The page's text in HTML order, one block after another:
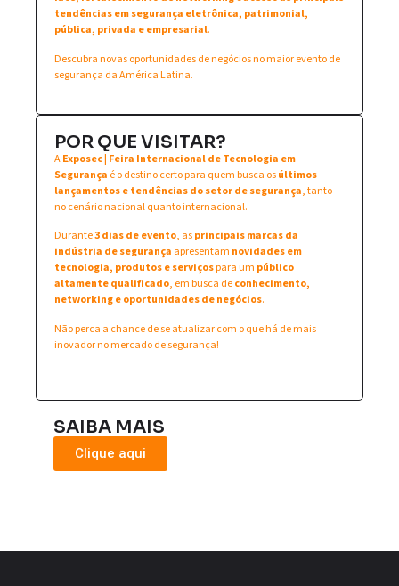
tendências em segurança eletrônica, patrimonial,
pública, privada e empresarial.
Descubra novas oportunidades de negócios no maior evento de
segurança da América Latina.
POR QUE VISITAR?
AExposec | Feira Internacional de Tecnologia em
Segurança é o destino certo para quem busca osúltimos
lançamentos e tendências do setor de segurança, tanto
no cenário nacional quanto internacional.
Durante3 dias de evento, asprincipais marcas da
indústria de segurança apresentam novidades em
tecnologia, produtos e serviçospara um público
altamente qualificado, em busca deconhecimento,
networking e oportunidades de negócios.
Não perca a chance de se atualizar com o que há de mais
inovador no mercado de segurança!
SAIBA MAIS
Clique aqui